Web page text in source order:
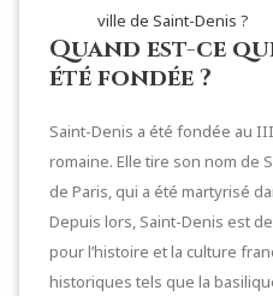
ville de Saint-Denis ?
Quand est-ce
été fondée ?
Saint-Denis a été fondée au
romaine. Elle tire son nom de
de Paris, qui a été martyrisé
Depuis lors, Saint-Denis est
pour l’histoire et la culture
historiques tels que la